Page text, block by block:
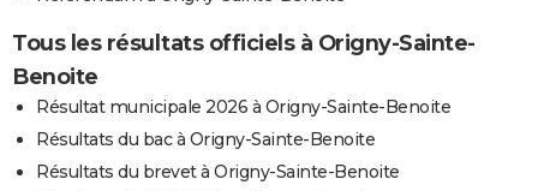
Tous les résultats officiels à Origny-Sainte-
Benoite
Résultat municipale 2026 à Origny-Sainte-Benoite
Résultats du bac à Origny-Sainte-Benoite
Résultats du brevet à Origny-Sainte-Benoite